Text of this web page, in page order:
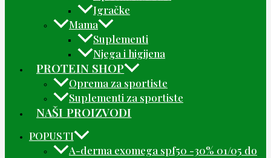
Igračke
Mama
Suplementi
Njega i higijena
PROTEIN SHOP
Oprema za sportiste
Suplementi za sportiste
NAŠI PROIZVODI
POPUSTI
A-derma exomega spf50 -30% 01/05 do